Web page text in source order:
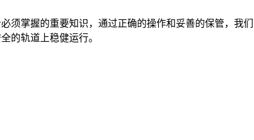
须掌握的重要知识，通过正确的操作和妥善的保管，我
的轨道上稳健运行。